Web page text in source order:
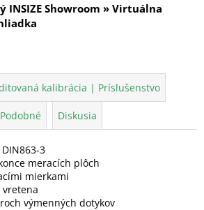
INSIZE Showroom » Virtuálna
kalibrácia | Príslušenstvo
Podobné Diskusia
3
meracích plôch
mierkami
vretena
výmenných dotykov